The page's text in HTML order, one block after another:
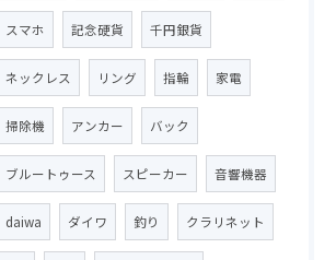
スマホ 記念硬貨 千円銀貨
ネックレス リング 指輪 家電
掃除機 アンカー バック
ブルートゥース スピーカー 音響機器
daiwa ダイワ 釣り クラリネット